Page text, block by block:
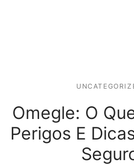
Omegle: O
Perigos E